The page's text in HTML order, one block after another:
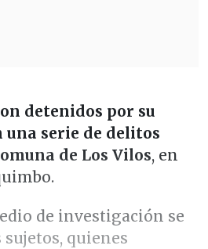
detenidos por su
serie de delitos
de Los Vilos, en
de investigación se
quienes